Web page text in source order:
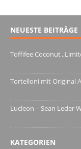
NEUESTE BEITRÄGE
Toffifee Coconut
Tortelloni mit Original
Lucleon – Sean Leder
KATEGORIEN